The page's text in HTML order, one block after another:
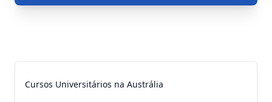
Cursos Universitários na Austrália